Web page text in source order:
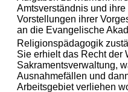
Amtsverständnis und
Vorstellungen ihrer
an die Evangelische
Religionspädagogik
Sie erhielt das Recht der
Sakramentsverwaltung,
Ausnahmefällen und
Arbeitsgebiet verliehen